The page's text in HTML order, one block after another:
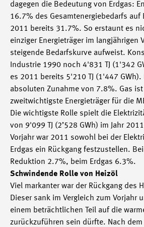
dagegen die Bedeutung von Erdgas:
16.7% des Gesamtenergiebedarfs auf
2011 bereits 31.7%. So erstaunt es
einziger Energieträger im langjährigen
steigende Bedarfskurve aufweist.
Industrie 1990 noch 4'831 TJ (1'342
es 2011 bereits 5'210 TJ (1'447
absoluten Zunahme von 7.8%. Gas
zweitwichtigste Energieträger für die
Die wichtigste Rolle spielt die
von 9'099 TJ (2’528 GWh) im Jahr
Vorjahr war 2011 sowohl bei der
Erdgas ein Rückgang festzustellen.
Reduktion 2.7%, beim Erdgas 6.3%.
Schwindende Rolle von Heizöl
Viel markanter war der Rückgang des
Dieser sank im Vergleich zum Vorjahr
einem beträchtlichen Teil auf die
zurückzuführen sein dürfte. Nach dem